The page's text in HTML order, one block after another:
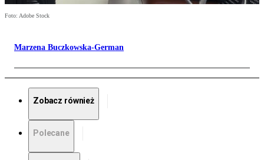
Foto: Adobe Stock
Marzena Buczkowska-German
Zobacz również
Polecane